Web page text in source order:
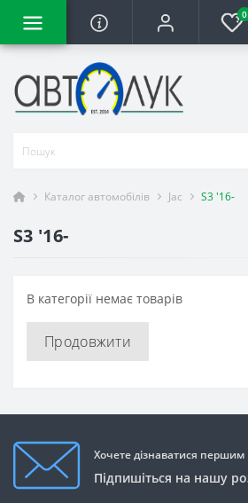
0
Каталог автомобілів Jac S3 '16-
S3 '16-
В категорії немає товарів
Продовжити
Хочете дізнаватися першим
Підпишіться на нашу